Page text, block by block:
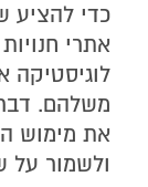
כדי להציע
אתרי
לוגיסטיקה
משלהם.
את מימוש
ולשמור על